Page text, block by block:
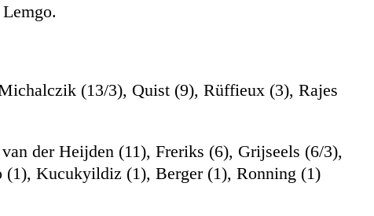
(13/3), Quist (9), Rüffieux (3), Rajes
van der Heijden (11), Freriks (6), Grijseels (6/3),
Kucukyildiz (1), Berger (1), Ronning (1)